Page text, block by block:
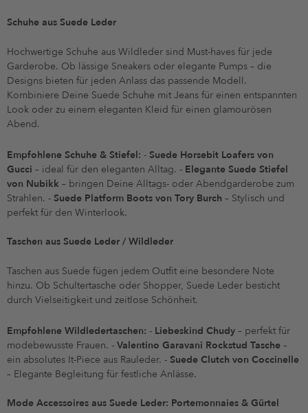
Schuhe aus Suede Leder
Hochwertige Schuhe aus Wildleder sind Must-haves für jede
Garderobe. Ob lässige Sneakers oder elegante Pumps – die
Designs bieten für jeden Anlass das passende Modell.
Kombiniere Deine Suede Schuhe mit Jeans für einen entspannten
Look oder zu einem eleganten Kleid für einen glamourösen
Abend.
Empfohlene Schuhe & Stiefel: - Suede Horsebit Loafers von
Gucci – ideal für den eleganten Alltag. - Elegante Suede Stiefel
von Nubikk – bringen Deine Alltags- oder Abendgarderobe zum
Strahlen. - Suede Platform Boots von Tory Burch – Stylisch und
perfekt für den Winterlook.
Taschen aus Suede Leder / Wildleder
Taschen aus Suede fügen jedem Outfit eine besondere Note
hinzu. Ob Schultertasche oder Shopper, Suede Leder besticht
durch Vielseitigkeit und zeitlose Schönheit.
Empfohlene Wildledertaschen: - Liebeskind Chudy – perfekt für
modebewusste Frauen. - Valentino Garavani Rockstud Tasche –
ein absolutes It-Piece aus Rauleder. - Suede Clutch von Coccinelle
– Elegante Begleitung für festliche Anlässe.
Mode Accessoires aus Suede Leder: Portemonnaies & Gürtel